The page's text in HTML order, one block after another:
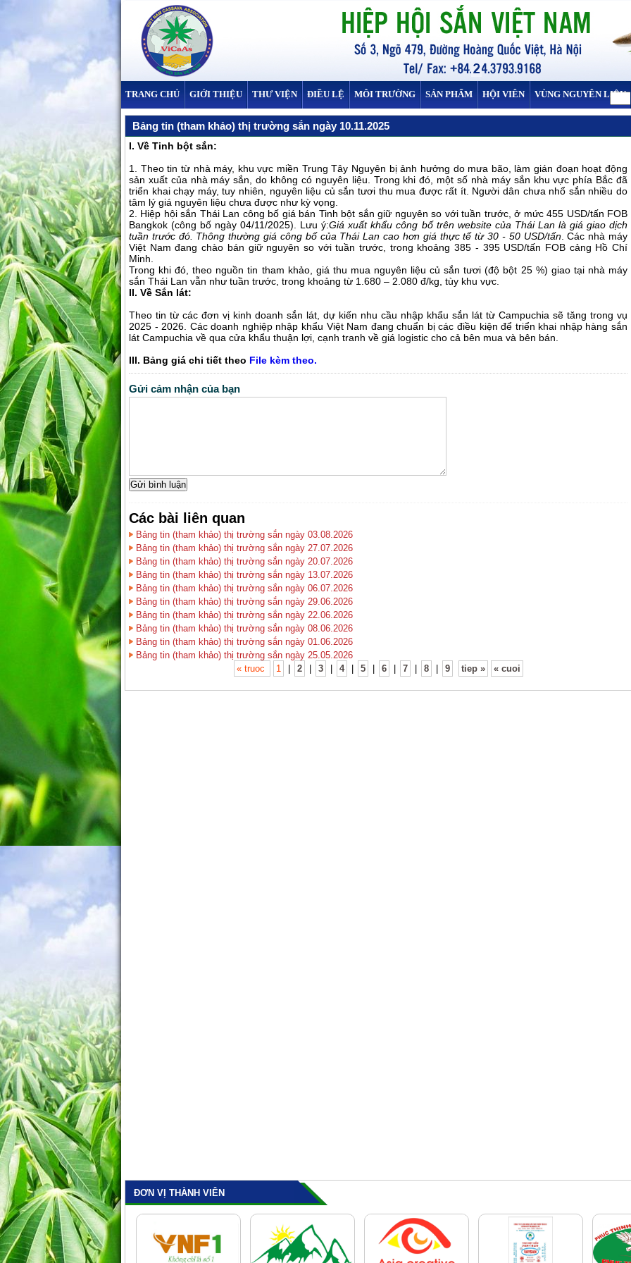
TRANG CHỦ GIỚI THIỆU THƯ VIỆN ĐIỀU LỆ MÔI TRƯỜNG SẢN PHẨM HỘI VIÊN VÙNG NGUYÊN LIỆU
Bảng tin (tham khảo) thị trường sắn ngày 10.11.2025
I. Về Tinh bột sắn:
1. Theo tin từ nhà máy, khu vực miền Trung Tây Nguyên bị ảnh hưởng do mưa bão, làm gián đoạn hoạt động
sản xuất của nhà máy sắn, do không có nguyên liệu. Trong khi đó, một số nhà máy sắn khu vực phía Bắc đã
triển khai chạy máy, tuy nhiên, nguyên liệu củ sắn tươi thu mua được rất ít. Người dân chưa nhổ sắn nhiều do
tâm lý giá nguyên liệu chưa được như kỳ vọng.
2. Hiệp hội sắn Thái Lan công bố giá bán Tinh bột sắn giữ nguyên so với tuần trước, ở mức 455 USD/tấn FOB
Bangkok (công bố ngày 04/11/2025). Lưu ý:Giá xuất khẩu công bố trên website của Thái Lan là giá giao dịch
tuần trước đó. Thông thường giá công bố của Thái Lan cao hơn giá thực tế từ 30 - 50 USD/tấn. Các nhà máy
Việt Nam đang chào bán giữ nguyên so với tuần trước, trong khoảng 385 - 395 USD/tấn FOB cảng Hồ Chí
Minh.
Trong khi đó, theo nguồn tin tham khảo, giá thu mua nguyên liệu củ sắn tươi (độ bột 25 %) giao tại nhà máy
sắn Thái Lan vẫn như tuần trước, trong khoảng từ 1.680 – 2.080 đ/kg, tùy khu vực.
II. Về Sắn lát:
Theo tin từ các đơn vị kinh doanh sắn lát, dự kiến nhu cầu nhập khẩu sắn lát từ Campuchia sẽ tăng trong vụ
2025 - 2026. Các doanh nghiệp nhập khẩu Việt Nam đang chuẩn bị các điều kiện để triển khai nhập hàng sắn
lát Campuchia về qua cửa khẩu thuận lợi, cạnh tranh về giá logistic cho cả bên mua và bên bán.
III. Bảng giá chi tiết theo File kèm theo.
Gửi cảm nhận của bạn
Các bài liên quan
Bảng tin (tham khảo) thị trường sắn ngày 03.08.2026
Bảng tin (tham khảo) thị trường sắn ngày 27.07.2026
Bảng tin (tham khảo) thị trường sắn ngày 20.07.2026
Bảng tin (tham khảo) thị trường sắn ngày 13.07.2026
Bảng tin (tham khảo) thị trường sắn ngày 06.07.2026
Bảng tin (tham khảo) thị trường sắn ngày 29.06.2026
Bảng tin (tham khảo) thị trường sắn ngày 22.06.2026
Bảng tin (tham khảo) thị trường sắn ngày 08.06.2026
Bảng tin (tham khảo) thị trường sắn ngày 01.06.2026
Bảng tin (tham khảo) thị trường sắn ngày 25.05.2026
« truoc
1 2 3 4 5 6 7 8 9 tiep » « cuoi
ĐƠN VỊ THÀNH VIÊN